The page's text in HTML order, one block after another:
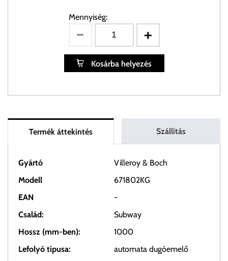
Mennyiség:
Kosárba helyezés
Termék áttekintés Szállítás
Gyártó
Villeroy & Boch
Modell
671802KG
EAN
-
Család:
Subway
Hossz (mm-ben):
1000
Lefolyó típusa:
automata dugóemelő